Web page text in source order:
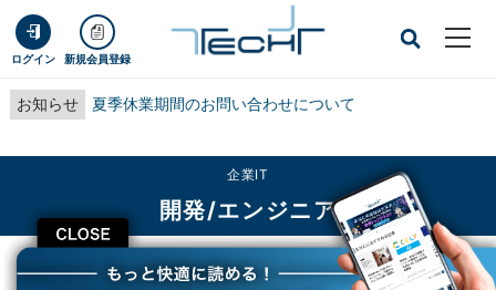
ログイン 新規会員登録
お知らせ 夏季休業期間のお問い合わせについて
CLOSE
企業IT
開発/エンジニア